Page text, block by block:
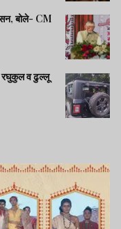
बोले- CM
रघुकुल व ढुल्लू